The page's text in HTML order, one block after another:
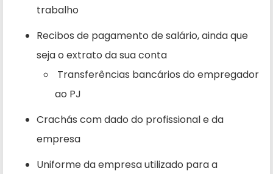
trabalho
Recibos de pagamento de salário, ainda que
seja o extrato da sua conta
Transferências bancários do empregador
ao PJ
Crachás com dado do profissional e da
empresa
Uniforme da empresa utilizado para a